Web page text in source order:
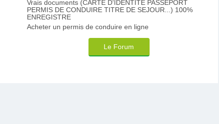
Vrais documents (CARTE D'IDENTITE PASSEPORT
PERMIS DE CONDUIRE TITRE DE SEJOUR...) 100%
ENREGISTRE
Acheter un permis de conduire en ligne
Le Forum